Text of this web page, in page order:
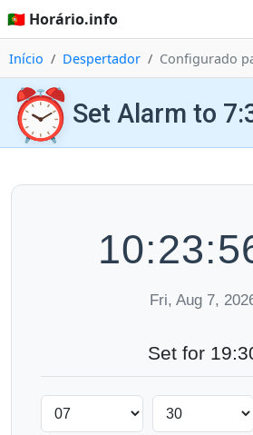
🇵🇹 Horário.info
Início Despertador Configurado
⏰ Set Alarm to
Fri, Aug 7,
Set for